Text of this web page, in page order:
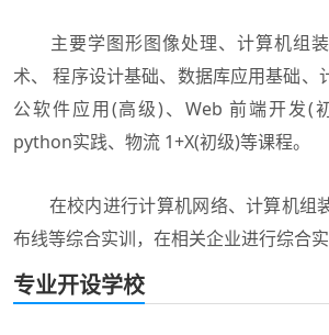
主要学图形图像处理、计算机组装
术、 程序设计基础、数据库应用基础、
公软件应用(高级)、Web 前端开发(
python实践、物流 1+X(初级)等课程。
在校内进行计算机网络、计算机组
布线等综合实训，在相关企业进行综合实
专业开设学校